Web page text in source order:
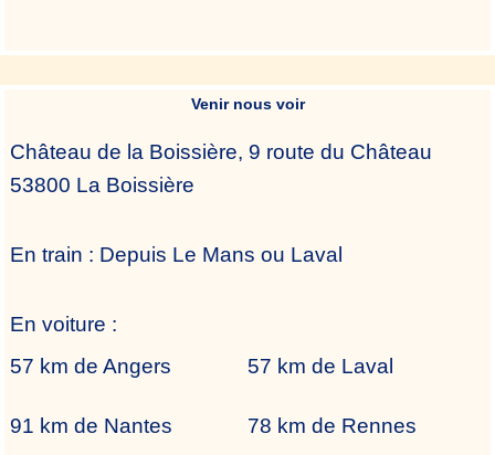
Venir nous voir
Château de la Boissière, 9 route du Château
53800 La Boissière
En train : Depuis Le Mans ou Laval
En voiture :
57 km de Angers
91 km de Nantes
57 km de Laval
78 km de Rennes